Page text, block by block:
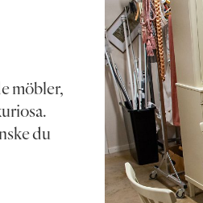
möbler,
du